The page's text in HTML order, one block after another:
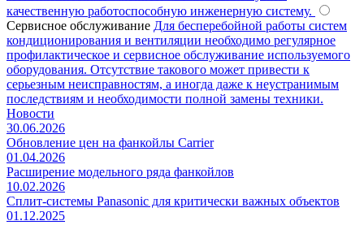
качественную работоспособную инженерную систему.
Сервисное обслуживание Для бесперебойной работы систем
кондиционирования и вентиляции необходимо регулярное
профилактическое и сервисное обслуживание используемого
оборудования. Отсутствие такового может привести к
серьезным неисправностям, а иногда даже к неустранимым
последствиям и необходимости полной замены техники.
Новости
30.06.2026
Обновление цен на фанкойлы Carrier
01.04.2026
Расширение модельного ряда фанкойлов
10.02.2026
Сплит-системы Panasonic для критически важных объектов
01.12.2025